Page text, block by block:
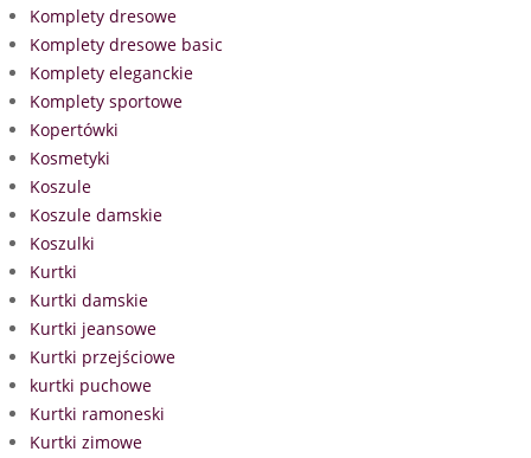
Komplety dresowe
Komplety dresowe basic
Komplety eleganckie
Komplety sportowe
Kopertówki
Kosmetyki
Koszule
Koszule damskie
Koszulki
Kurtki
Kurtki damskie
Kurtki jeansowe
Kurtki przejściowe
kurtki puchowe
Kurtki ramoneski
Kurtki zimowe